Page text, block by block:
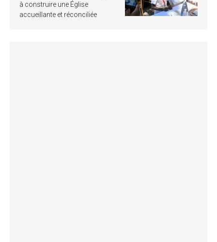
à construire une Église
accueillante et réconciliée